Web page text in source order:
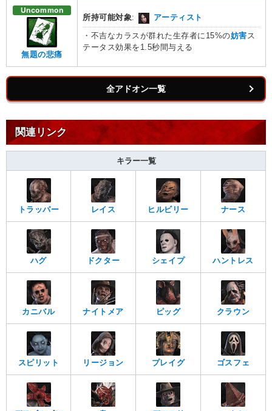
Uncommon
無題の悲痛
所持可能対象:
アーティスト
・不吉なカラスが群れた生存者に15%の妨害ス
テータス効果を1.5秒間与える
全アドオン一覧
関連リンク
キラー一覧
トラッパー レイス ヒルビリー ナース
ハグ ドクター シェイプ ハントレス
カニバル ナイトメア ピッグ クラウン
スピリット リージョン プレイグ ゴスフェ